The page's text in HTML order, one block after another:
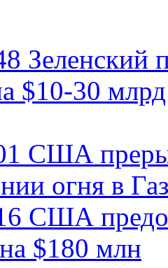
Зеленский
$10-30
США
огня в
США
$180 млн